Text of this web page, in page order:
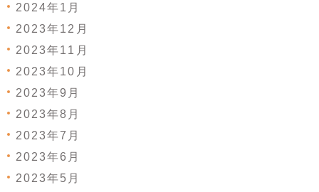
2024年1月
2023年12月
2023年11月
2023年10月
2023年9月
2023年8月
2023年7月
2023年6月
2023年5月